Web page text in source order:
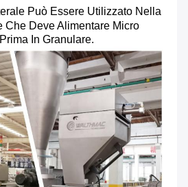
Può Essere Utilizzato Nella
Che Deve Alimentare Micro
In Granulare.